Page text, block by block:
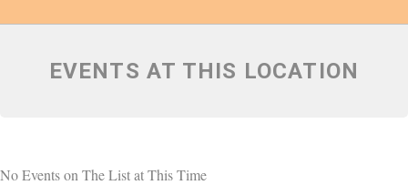
EVENTS AT THIS LOCATION
No Events on The List at This Time